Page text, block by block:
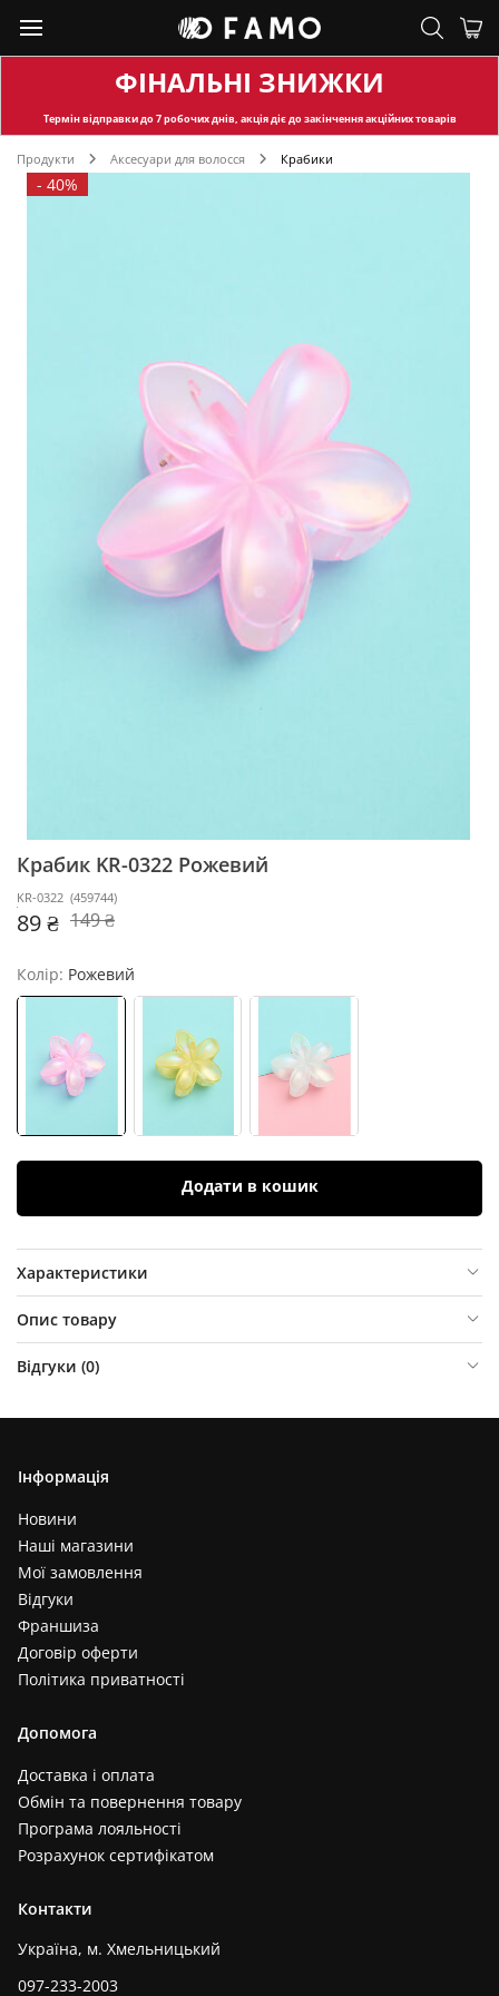
ФІНАЛЬНІ ЗНИЖКИ
Термін відправкидо 7 робочих днів, акція діє до закінчення акційних товарів
Продукти Аксесуари для волосся Крабики
- 40%
Крабик KR-0322 Рожевий
KR-0322 (459744)
89 ₴ 149 ₴
Колір: Рожевий
Додати в кошик
Характеристики
Опис товару
Відгуки (0)
Інформація
Новини
Наші магазини
Мої замовлення
Відгуки
Франшиза
Договір оферти
Політика приватності
Допомога
Доставка і оплата
Обмін та повернення товару
Програма лояльності
Розрахунок сертифікатом
Контакти
Україна, м. Хмельницький
097-233-2003